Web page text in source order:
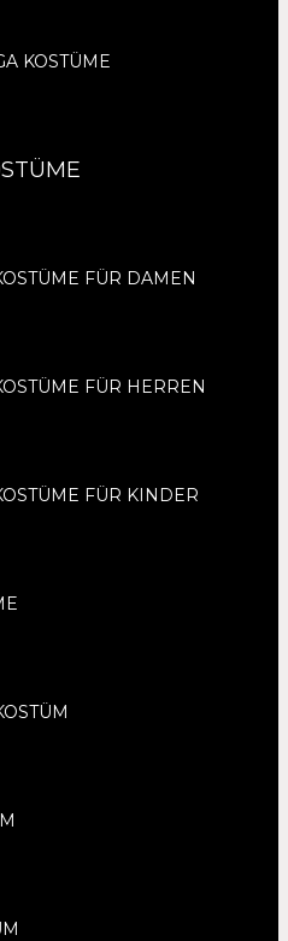
KOSTÜME
FÜR DAMEN
FÜR HERREN
FÜR KINDER